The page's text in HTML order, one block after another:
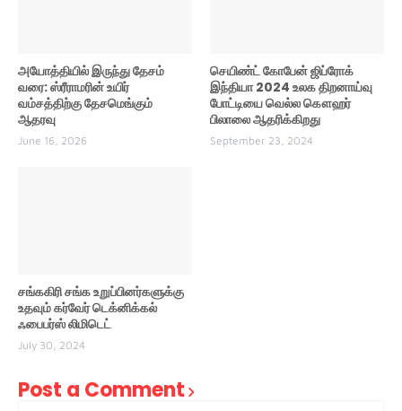
அயோத்தியில் இருந்து தேசம்
வரை: ஸ்ரீராமரின் உயிர்
வம்சத்திற்கு தேசமெங்கும்
ஆதரவு
June 16, 2026
செயிண்ட் கோபேன் ஜிப்ரோக்
இந்தியா 2024 உலக திறனாய்வு
போட்டியை வெல்ல கௌஹர்
பிலாலை ஆதரிக்கிறது
September 23, 2024
சங்ககிரி சங்க உறுப்பினர்களுக்கு
உதவும் கர்வேர் டெக்னிக்கல்
ஃபைபர்ஸ் லிமிடெட்
July 30, 2024
Post a Comment